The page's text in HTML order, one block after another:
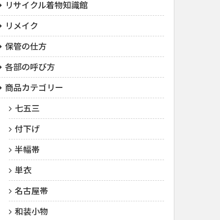
リサイクル着物知識館
リメイク
保管の仕方
各部の呼び方
商品カテゴリー
七五三
付下げ
半幅帯
単衣
名古屋帯
和装小物